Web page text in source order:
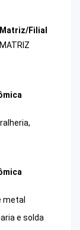
Matriz/Filial
MATRIZ
metal
e solda